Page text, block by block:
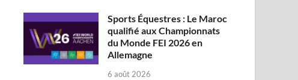
Sports Équestres : Le Maroc
qualifié aux Championnats
du Monde FEI 2026 en
Allemagne
6 août 2026